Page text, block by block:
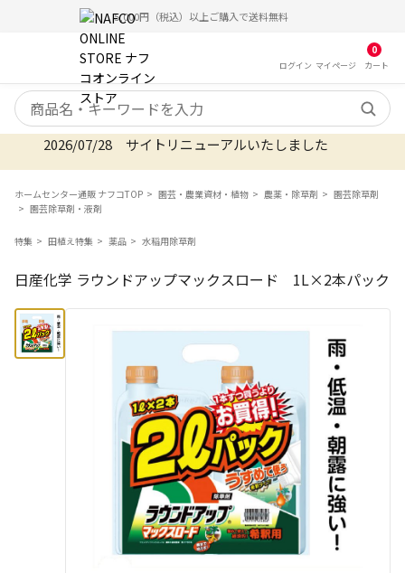
5,000円（税込）以上ご購入で送料無料
ログイン マイ ページ
0
カート
検索キーワード
2026/07/28 サイトリニューアルいたしました
ホームセンター通販 ナフコTOP 園芸・農業資材・植物 農薬・除草剤
園芸除草剤
園芸除草剤・液剤
特集 田植え特集 薬品 水稲用除草剤
日産化学 ラウンドアップマックスロード 1L×2本パック